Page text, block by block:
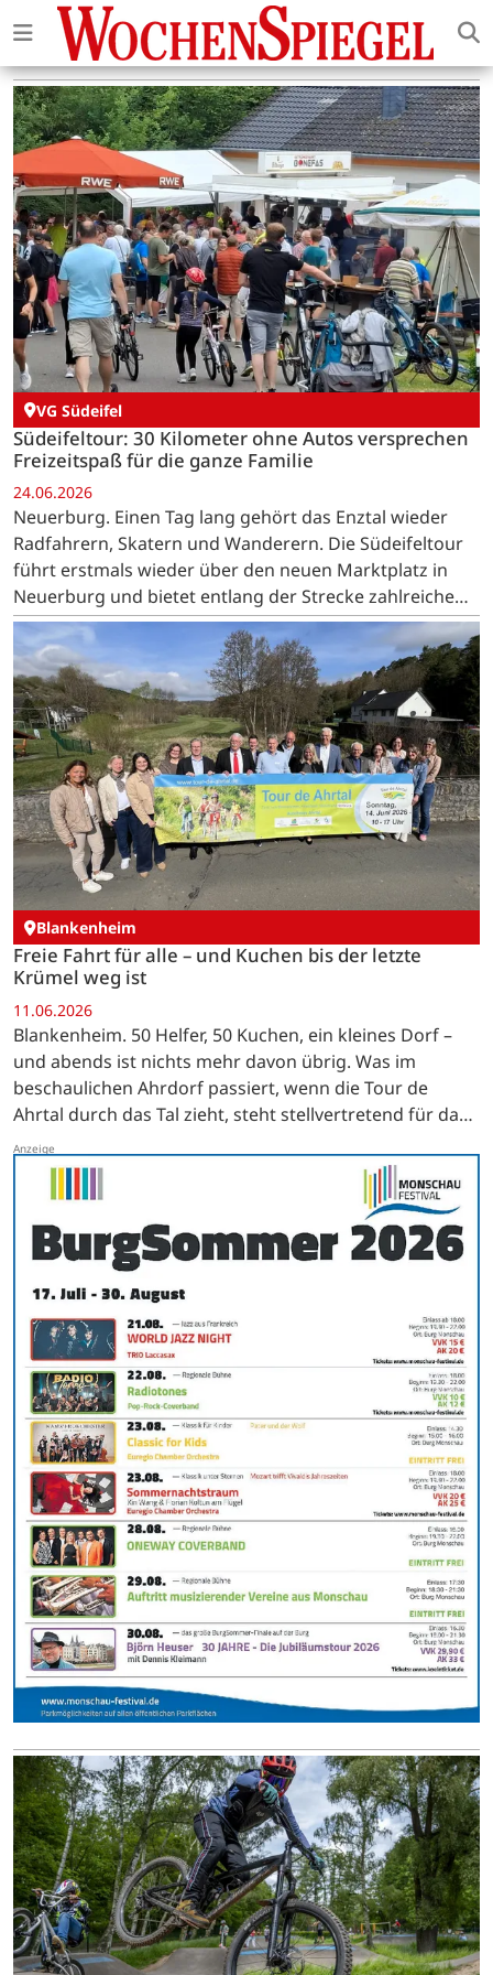
VG Südeifel
Südeifeltour: 30 Kilometer ohne Autos versprechen
Freizeitspaß für die ganze Familie
24.06.2026
Neuerburg. Einen Tag lang gehört das Enztal wieder
Radfahrern, Skatern und Wanderern. Die Südeifeltour
führt erstmals wieder über den neuen Marktplatz in
Neuerburg und bietet entlang der Strecke zahlreiche
Aktionen.
Blankenheim
Freie Fahrt für alle – und Kuchen bis der letzte
Krümel weg ist
11.06.2026
Blankenheim. 50 Helfer, 50 Kuchen, ein kleines Dorf –
und abends ist nichts mehr davon übrig. Was im
beschaulichen Ahrdorf passiert, wenn die Tour de
Ahrtal durch das Tal zieht, steht stellvertretend für das,
was diese Veranstaltung ausmacht: Auf der einen
Seite…